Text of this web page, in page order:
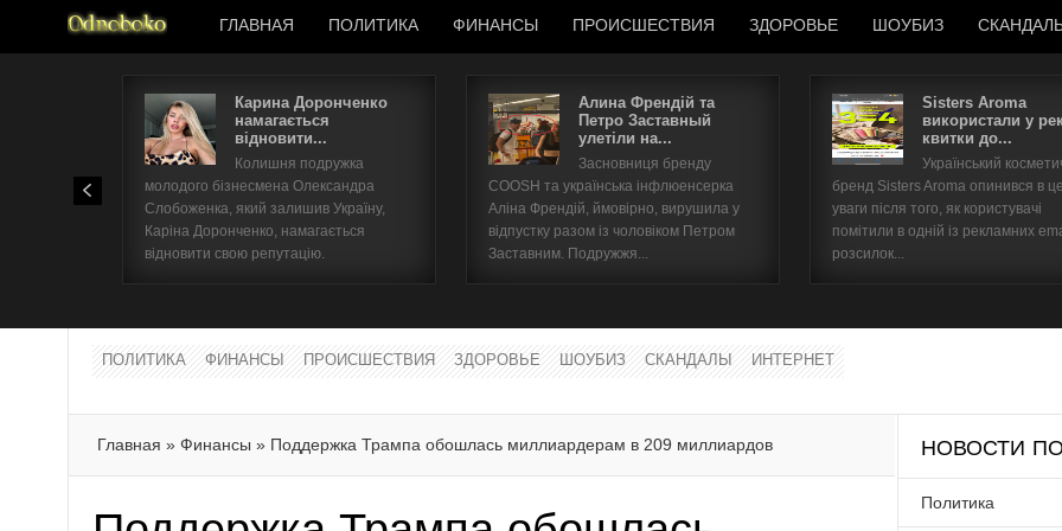
ГЛАВНАЯ ПОЛИТИКА ФИНАНСЫ ПРОИСШЕСТВИЯ ЗДОРОВЬЕ ШОУБИЗ
Карина Доронченко
намагається
відновити...
Колишня подружка
молодого бізнесмена Олександра
Слобоженка, який залишив Україну,
Каріна Доронченко, намагається
відновити свою репутацію.
Алина Френдій та
Петро Заставный
улетіли на...
Засновниця бренду
COOSH та українська інфлюенсерка
Аліна Френдій, ймовірно, вирушила у
відпустку разом із чоловіком Петром
Заставним. Подружжя...
Sisters Aroma
використали у
квитки до...
Український
бренд Sisters Aroma опинився в
уваги після того, як користувачі
помітили в одній із рекламних
розсилок...
ПОЛИТИКА ФИНАНСЫ ПРОИСШЕСТВИЯ ЗДОРОВЬЕ ШОУБИЗ СКАНДАЛЫ ИНТЕРНЕТ
Главная » Финансы » Поддержка Трампа обошлась миллиардерам в 209 миллиардов НОВОСТИ
Политика
Имя пользователя
Забыли имя пользователя?